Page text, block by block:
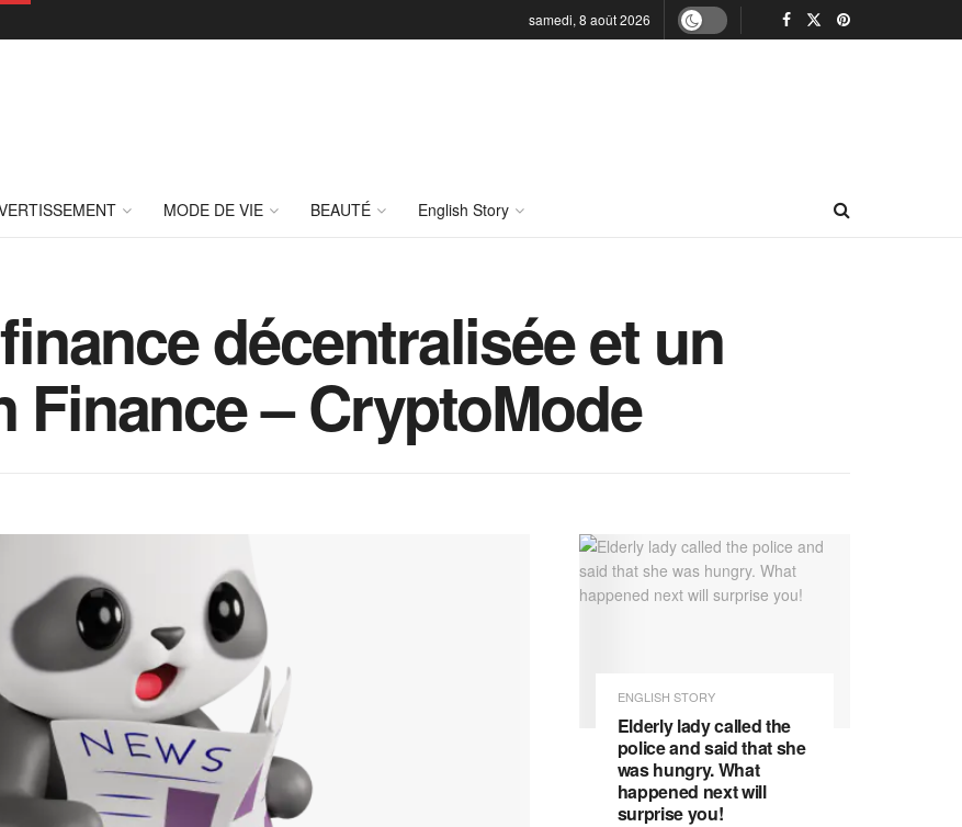
samedi, 8 août 2026
MODE DE VIE BEAUTÉ English Story
décentralisée et un
Finance – CryptoMode
ENGLISH STORY
Elderly lady called the
police and said that she
was hungry. What
happened next will
surprise you!